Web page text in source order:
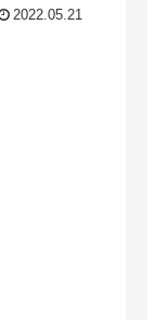
2022.05.21